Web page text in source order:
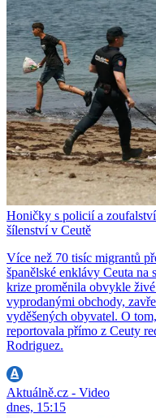
Honičky s policií a
šílenství v Ceutě
Více než 70 tisíc migrantů
španělské enklávy Ceuta na
krize proměnila obvykle
vyprodanými obchody,
vyděšených obyvatel. O
reportovala přímo z Ceuty
Rodriguez.
Aktuálně.cz - Video
dnes, 15:15